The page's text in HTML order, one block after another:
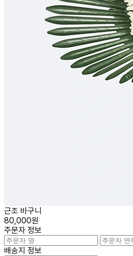
근조 바구니
80,000원
주문자 정보
배송지 정보